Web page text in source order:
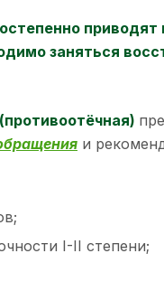
заняться
и
I-II степени;